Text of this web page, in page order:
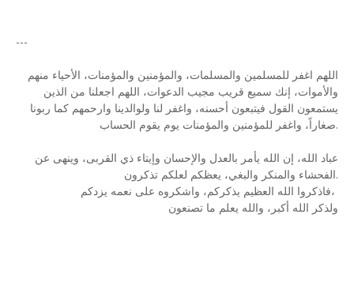
---
اللهم اغفر للمسلمين والمسلمات، والمؤمنين والمؤمنات، الأحياء منهم
والأموات، إنك سميع قريب مجيب الدعوات، اللهم اجعلنا من الذين
يستمعون القول فيتبعون أحسنه، واغفر لنا ولوالدينا وارحمهم كما ربونا
صغاراً، واغفر للمؤمنين والمؤمنات يوم يقوم الحساب.
عباد الله، إن الله يأمر بالعدل والإحسان وإيتاء ذي القربى، وينهى عن
الفحشاء والمنكر والبغي، يعظكم لعلكم تذكرون.
فاذكروا الله العظيم يذكركم، واشكروه على نعمه يزدكم،
ولذكر الله أكبر، والله يعلم ما تصنعون